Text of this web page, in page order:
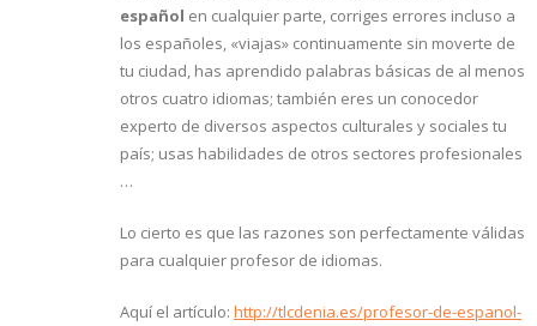
español en cualquier parte, corriges errores incluso a
los españoles, «viajas» continuamente sin moverte de
tu ciudad, has aprendido palabras básicas de al menos
otros cuatro idiomas; también eres un conocedor
experto de diversos aspectos culturales y sociales tu
país; usas habilidades de otros sectores profesionales
…
Lo cierto es que las razones son perfectamente válidas
para cualquier profesor de idiomas.
Aquí el artículo: http://tlcdenia.es/profesor-de-espanol-